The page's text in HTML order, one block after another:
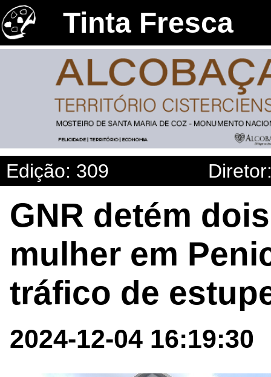
Tinta Fresca
Edição: 309
GNR detém
mulher em
tráfico de
2024-12-04 16:19:30